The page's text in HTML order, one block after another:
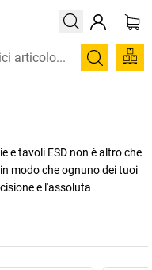
Cerca
e tavoli ESD non è altro che
modo che ognuno dei tuoi
e l'assoluta
e alla facilità d'uso.